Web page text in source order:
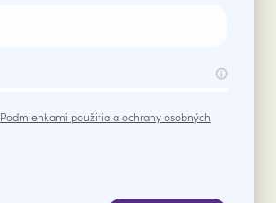
Podmienkami použitia a ochrany osobných